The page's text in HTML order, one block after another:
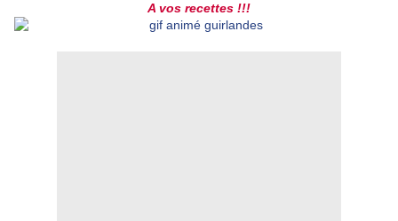
A vos recettes !!!